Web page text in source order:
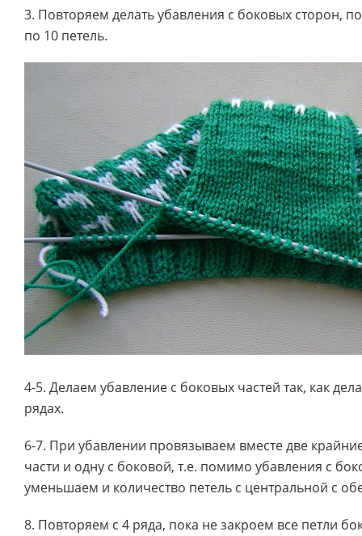
3. Повторяем делать убавления с боковых сторон,
по 10 петель.
4-5. Делаем убавление с боковых частей так, как
рядах.
6-7. При убавлении провязываем вместе две
части и одну с боковой, т.е. помимо убавления с
уменьшаем и количество петель с центральной с
8. Повторяем с 4 ряда, пока не закроем все петли